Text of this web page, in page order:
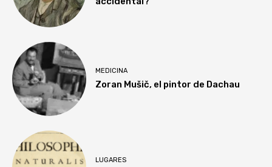
MEDICINA
Zoran Mušič, el pintor de Dachau
LUGARES